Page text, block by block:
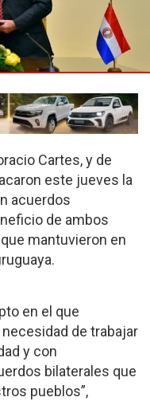
Cartes, y de
este jueves la
acuerdos
de ambos
mantuvieron en
en el que
de trabajar
y con
bilaterales que
pueblos”,